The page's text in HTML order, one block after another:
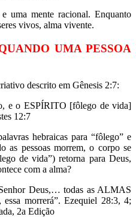
uma mente racional. Enquanto
vivos, alma vivente.
UMA PESSOA
descrito em Gênesis 2:7:
e o ESPÍRITO [fôlego de vida]
12:7
hebraicas para “fôlego” e
as pessoas morrem, o corpo se
de vida”) retorna para Deus,
com a alma?
Deus,… todas as ALMAS
morrerá”. Ezequiel 28:3, 4;
2a Edição